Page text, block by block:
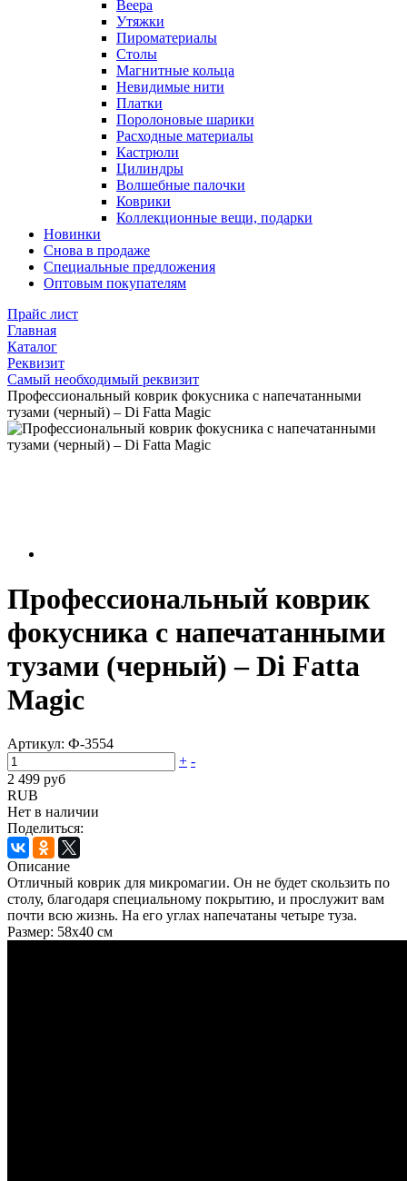
Веера
Утяжки
Пироматериалы
Столы
Магнитные кольца
Невидимые нити
Платки
Поролоновые шарики
Расходные материалы
Кастрюли
Цилиндры
Волшебные палочки
Коврики
Коллекционные вещи, подарки
Новинки
Снова в продаже
Специальные предложения
Оптовым покупателям
Прайс лист
Главная
Каталог
Реквизит
Самый необходимый реквизит
Профессиональный коврик фокусника с напечатанными
тузами (черный) – Di Fatta Magic
Профессиональный коврик
фокусника с напечатанными
тузами (черный) – Di Fatta
Magic
Артикул: Ф-3554
+ -
2 499 руб
RUB
Нет в наличии
Поделиться:
Описание
Отличный коврик для микромагии. Он не будет скользить по
столу, благодаря специальному покрытию, и прослужит вам
почти всю жизнь. На его углах напечатаны четыре туза.
Размер: 58х40 см